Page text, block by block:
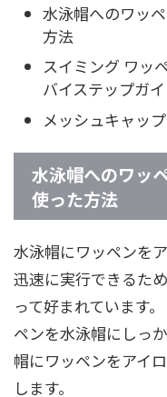
水泳帽へのワッ
方法
スイミング ワッ
バイステップガ
メッシュキャッ
水泳帽へのワッ
使った方法
水泳帽にワッペンを
迅速に実行できるた
って好まれています
ペンを水泳帽にしっ
帽にワッペンをアイ
します。